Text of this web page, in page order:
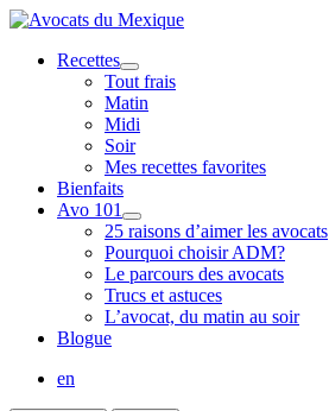
Recettes
Tout frais
Matin
Midi
Soir
Mes recettes favorites
Bienfaits
Avo 101
25 raisons d’aimer les avocats
Pourquoi choisir ADM?
Le parcours des avocats
Trucs et astuces
L’avocat, du matin au soir
Blogue
en